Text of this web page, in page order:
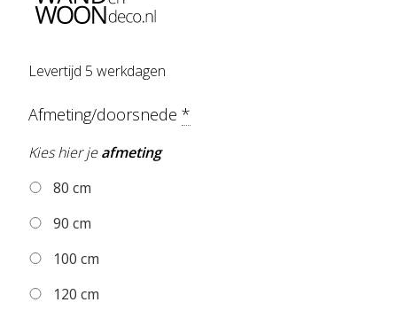
Levertijd 5 werkdagen
Afmeting/doorsnede *
Kies hier jeafmeting
80 cm
90 cm
100 cm
120 cm